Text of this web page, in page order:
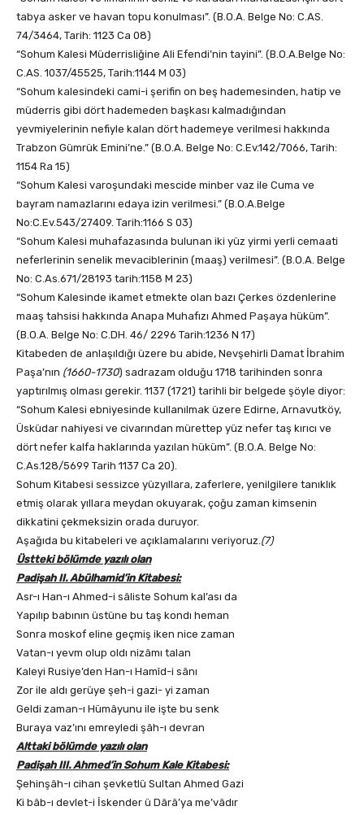
tabya asker ve havan topu konulması”. (B.O.A. Belge No: C.AS.
74/3464, Tarih: 1123 Ca 08)
“Sohum Kalesi Müderrisliğine Ali Efendi’nin tayini”. (B.O.A.Belge No:
C.AS. 1037/45525, Tarih:1144 M 03)
“Sohum kalesindeki cami-i şerifin on beş hademesinden, hatip ve
müderris gibi dört hademeden başkası kalmadığından
yevmiyelerinin nefiyle kalan dört hademeye verilmesi hakkında
Trabzon Gümrük Emini’ne.” (B.O.A. Belge No: C.Ev.142/7066, Tarih:
1154 Ra 15)
“Sohum Kalesi varoşundaki mescide minber vaz ile Cuma ve
bayram namazlarını edaya izin verilmesi.” (B.O.A.Belge
No:C.Ev.543/27409. Tarih:1166 S 03)
“Sohum Kalesi muhafazasında bulunan iki yüz yirmi yerli cemaati
neferlerinin senelik mevaciblerinin (maaş) verilmesi”. (B.O.A. Belge
No: C.As.671/28193 tarih:1158 M 23)
“Sohum Kalesinde ikamet etmekte olan bazı Çerkes özdenlerine
maaş tahsisi hakkında Anapa Muhafızı Ahmed Paşaya hüküm”.
(B.O.A. Belge No: C.DH. 46/ 2296 Tarih:1236 N 17)
Kitabeden de anlaşıldığı üzere bu abide, Nevşehirli Damat İbrahim
Paşa’nın (1660-1730) sadrazam olduğu 1718 tarihinden sonra
yaptırılmış olması gerekir. 1137 (1721) tarihli bir belgede şöyle diyor:
“Sohum Kalesi ebniyesinde kullanılmak üzere Edirne, Arnavutköy,
Üsküdar nahiyesi ve civarından mürettep yüz nefer taş kırıcı ve
dört nefer kalfa haklarında yazılan hüküm”. (B.O.A. Belge No:
C.As.128/5699 Tarih 1137 Ca 20).
Sohum Kitabesi sessizce yüzyıllara, zaferlere, yenilgilere tanıklık
etmiş olarak yıllara meydan okuyarak, çoğu zaman kimsenin
dikkatini çekmeksizin orada duruyor.
Aşağıda bu kitabeleri ve açıklamalarını veriyoruz.(7)
Üstteki bölümde yazılı olan
Padişah II. Abülhamid’in Kitabesi:
Asr-ı Han-ı Ahmed-i sâliste Sohum kal’ası da
Yapılıp babının üstüne bu taş kondı heman
Sonra moskof eline geçmiş iken nice zaman
Vatan-ı yevm olup oldı nizâmı talan
Kaleyi Rusiye’den Han-ı Hamîd-i sânı
Zor ile aldı gerüye şeh-i gazi- yi zaman
Geldi zaman-ı Hümâyunu ile işte bu senk
Buraya vaz’ını emreyledi şâh-ı devran
Alttaki bölümde yazılı olan
Padişah III. Ahmed’in Sohum Kale Kitabesi:
Şehinşâh-ı cihan şevketlü Sultan Ahmed Gazi
Ki bâb-ı devlet-i İskender ü Dârâ’ya me’vâdır